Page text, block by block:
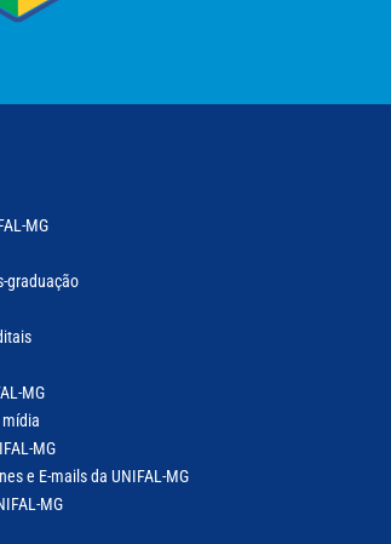
MG
graduação
MG
mídia
MG
e E-mails da UNIFAL-MG
MG